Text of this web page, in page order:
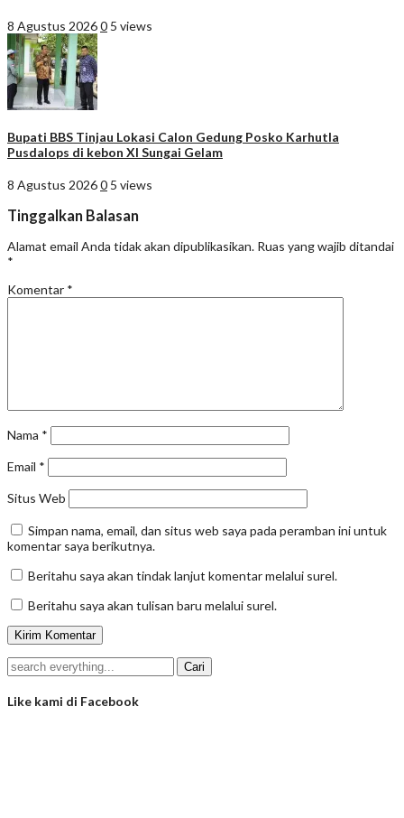
8 Agustus 20260 5 views
Bupati BBS Tinjau Lokasi Calon Gedung Posko Karhutla
Pusdalops di kebon XI Sungai Gelam
8 Agustus 20260 5 views
Tinggalkan Balasan
Alamat email Anda tidak akan dipublikasikan. Ruas yang wajib ditandai
*
Komentar *
Nama *
Email *
Situs Web
Simpan nama, email, dan situs web saya pada peramban ini untuk
komentar saya berikutnya.
Beritahu saya akan tindak lanjut komentar melalui surel.
Beritahu saya akan tulisan baru melalui surel.
Like kami di Facebook